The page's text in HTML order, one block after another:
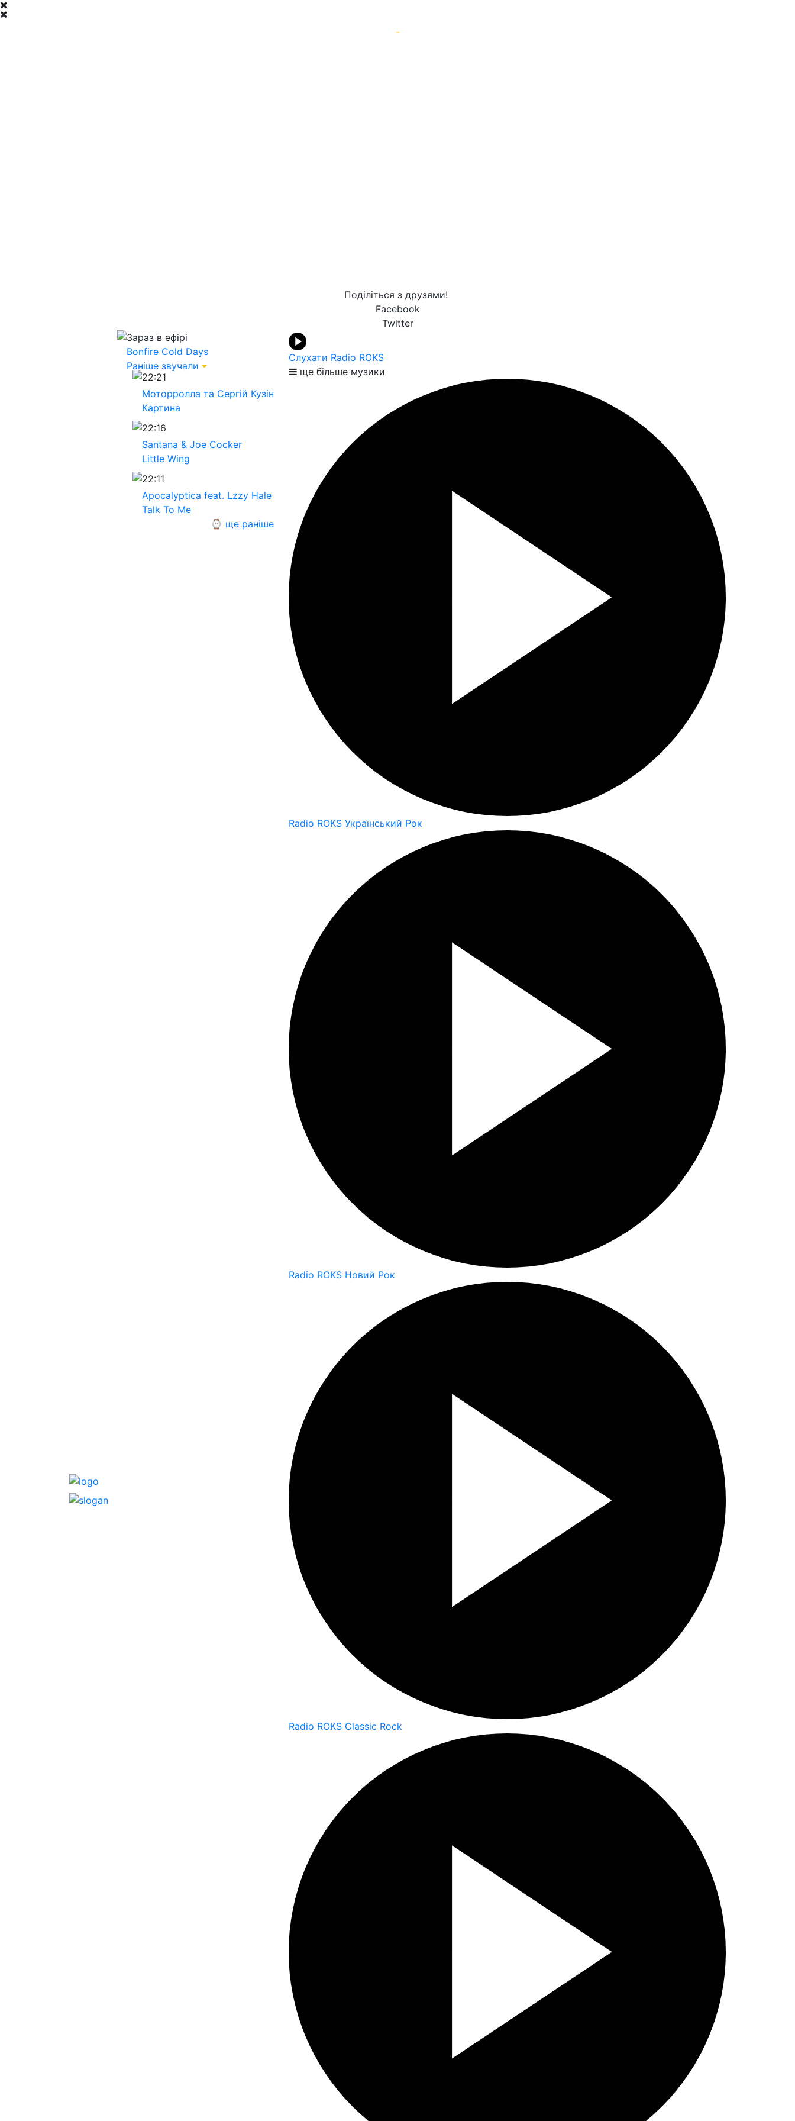
-
Поділіться з друзями!
Facebook
Twitter
Зараз в ефірі
Bonfire Cold Days
Раніше звучали
22:21
Моторролла та Сергій Кузін
Картина
22:16
Santana & Joe Cocker
Little Wing
22:11
Apocalyptica feat. Lzzy Hale
Talk To Me
⌚ ще раніше
Слухати Radio ROKS
ще більше музики
Radio ROKS Український Рок
Radio ROKS Новий Рок
Radio ROKS Classic Rock